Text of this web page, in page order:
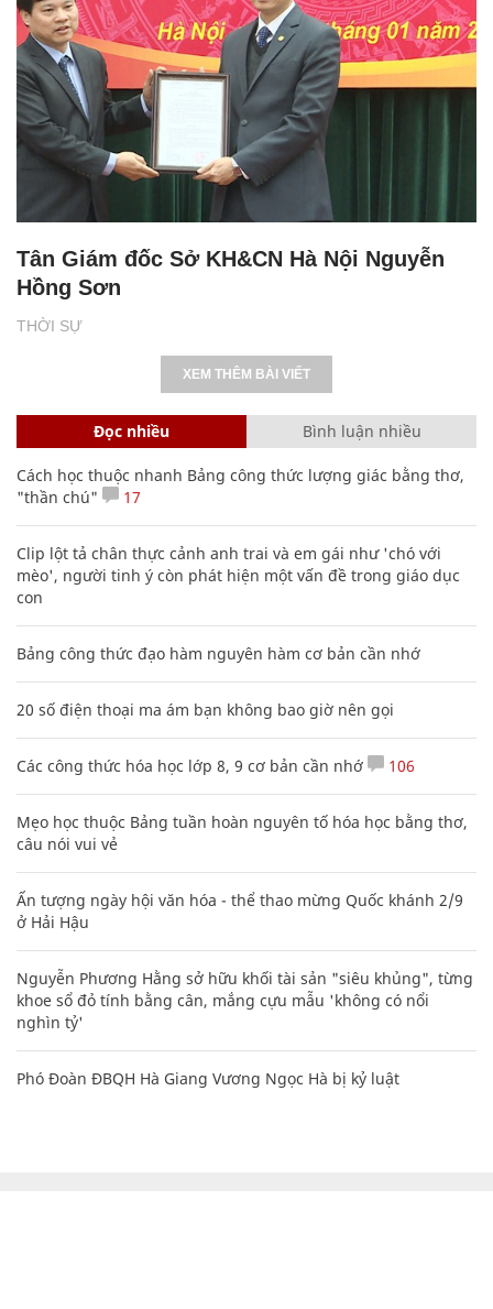
THỜI SỰ
Tân Giám đốc Sở KH&CN Hà Nội Nguyễn
Hồng Sơn
XEM THÊM BÀI VIẾT
Đọc nhiều Bình luận nhiều
Cách học thuộc nhanh Bảng công thức lượng giác bằng thơ,
"thần chú"
17
Clip lột tả chân thực cảnh anh trai và em gái như 'chó với
mèo', người tinh ý còn phát hiện một vấn đề trong giáo dục
con
Bảng công thức đạo hàm nguyên hàm cơ bản cần nhớ
20 số điện thoại ma ám bạn không bao giờ nên gọi
Các công thức hóa học lớp 8, 9 cơ bản cần nhớ 106
Mẹo học thuộc Bảng tuần hoàn nguyên tố hóa học bằng thơ,
câu nói vui vẻ
Ấn tượng ngày hội văn hóa - thể thao mừng Quốc khánh 2/9
ở Hải Hậu
Nguyễn Phương Hằng sở hữu khối tài sản "siêu khủng", từng
khoe sổ đỏ tính bằng cân, mắng cựu mẫu 'không có nổi
nghìn tỷ'
Phó Đoàn ĐBQH Hà Giang Vương Ngọc Hà bị kỷ luật